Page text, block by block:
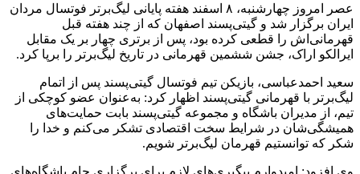
عصر امروز چهارشنبه، ۸ اسفند هفته پایانی لیگ‌برتر فوتسال مردان
ایران برگزار شد و گیتی‌پسند اصفهان که از چند هفته قبل
قهرمانی‌اش را قطعی کرده بود، پس از برتری چهار بر یک مقابل
ایرالکو اراک، جشن ششمین قهرمانی در تاریخ لیگ‌برتر را برپا کرد.
سعید احمدعباسی، بازیکن تیم فوتسال گیتی‌پسند پس از اتمام
لیگ‌برتر با قهرمانی گیتی‌پسند اظهار کرد: به‌عنوان عضو کوچکی از
تیم، از مدیران باشگاه و مجموعه گیتی‌پسند بابت حمایت‌های
همیشگی‌شان در شرایط سخت اقتصادی تشکر می‌کنم و خدا را
شکر که توانستیم قهرمان لیگ‌برتر شویم.
وی افزود: امیدوارم پیگیری‌های لازم برای برگزاری جام باشگاه‌های